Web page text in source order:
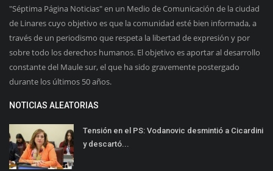
"Séptima Página Noticias" en un Medio de Comunicación de la ciudad
de Linares cuyo objetivo es que la comunidad esté bien informada, a
través de un periodismo que respeta la libertad de expresión y por
sobre todo los derechos humanos. El objetivo es aportar al desarrollo
constante del Maule sur, el que ha sido gravemente postergado
durante los últimos 50 años.
NOTICIAS ALEATORIAS
Tensión en el PS: Vodanovic desmintió a Cicardini
y descartó...